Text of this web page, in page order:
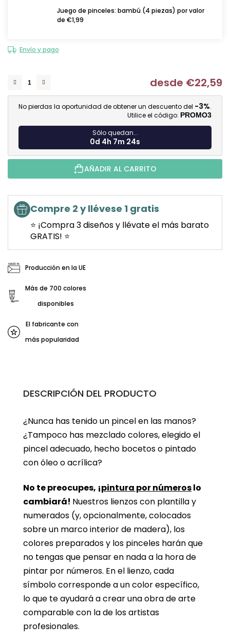
Juego de pinceles: bambú (4 piezas) por valor
de €1,99
Envío y pago
desde €22,59
No pierdas la oportunidad de obtener un descuento del -3%.
Utilice el código: PROMO3
Sólo quedan...
0d 4h 7m 24s
AÑADIR AL CARRITO
Compre 2 y llévese 1 gratis
⭐ ¡Compra 3 diseños y llévate el más barato
GRATIS! ⭐
Producción en la UE
Más de 700 colores
disponibles
El fabricante con
más popularidad
DESCRIPCIÓN DEL PRODUCTO
¿Nunca has tenido un pincel en las manos?
¿Tampoco has mezclado colores, elegido el
pincel adecuado, hecho bocetos o pintado
con óleo o acrílica?
No te preocupes, ¡pintura por númeroslo
cambiará! Nuestros lienzos con plantilla y
numerados (y, opcionalmente, colocados
sobre un marco interior de madera), los
colores preparados y los pinceles harán que
no tengas que pensar en nada a la hora de
pintar por números. En el lienzo, cada
símbolo corresponde a un color específico,
lo que te ayudará a crear una obra de arte
comparable con la de los artistas
profesionales.